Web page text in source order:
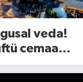
veda!
cemaate